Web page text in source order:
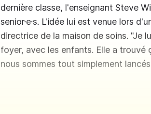
dernière classe, l'enseignant Steve
senior·e·s. L'idée lui est venue lors
directrice de la maison de soins. "Je
foyer, avec les enfants. Elle a
nous sommes tout simplement